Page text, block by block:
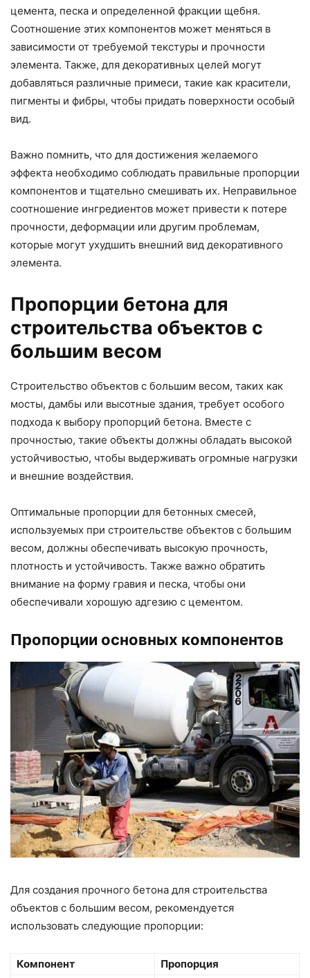
цемента, песка и определенной фракции щебня.
Соотношение этих компонентов может меняться в
зависимости от требуемой текстуры и прочности
элемента. Также, для декоративных целей могут
добавляться различные примеси, такие как красители,
пигменты и фибры, чтобы придать поверхности особый
вид.
Важно помнить, что для достижения желаемого
эффекта необходимо соблюдать правильные пропорции
компонентов и тщательно смешивать их. Неправильное
соотношение ингредиентов может привести к потере
прочности, деформации или другим проблемам,
которые могут ухудшить внешний вид декоративного
элемента.
Пропорции бетона для
строительства объектов с
большим весом
Строительство объектов с большим весом, таких как
мосты, дамбы или высотные здания, требует особого
подхода к выбору пропорций бетона. Вместе с
прочностью, такие объекты должны обладать высокой
устойчивостью, чтобы выдерживать огромные нагрузки
и внешние воздействия.
Оптимальные пропорции для бетонных смесей,
используемых при строительстве объектов с большим
весом, должны обеспечивать высокую прочность,
плотность и устойчивость. Также важно обратить
внимание на форму гравия и песка, чтобы они
обеспечивали хорошую адгезию с цементом.
Пропорции основных компонентов
Для создания прочного бетона для строительства
объектов с большим весом, рекомендуется
использовать следующие пропорции:
Компонент
Пропорция